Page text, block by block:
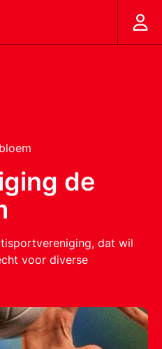
de
dat wil
voor diverse